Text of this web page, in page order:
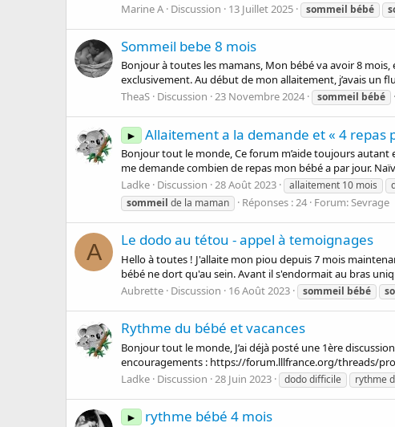
Marine A Discussion 13 Juillet 2025 sommeil bébé
Sommeil bebe 8 mois
Bonjour à toutes les mamans, Mon bébé va avoir 8 mois,
exclusivement. Au début de mon allaitement, j’avais un
TheaS Discussion 23 Novembre 2024 sommeil bébé
► Allaitement a la demande et « 4 repas
Bonjour tout le monde, Ce forum m’aide toujours autant
me demande combien de repas mon bébé a par jour.
Ladke Discussion 28 Août 2023 allaitement 10 mois
sommeil de la maman Réponses : 24 Forum:Sevrage
A Le dodo au tétou - appel à temoignages
Hello à toutes ! J'allaite mon piou depuis 7 mois
bébé ne dort qu'au sein. Avant il s'endormait au bras
Aubrette Discussion 16 Août 2023 sommeil bébé
Rythme du bébé et vacances
Bonjour tout le monde, J’ai déjà posté une 1ère
encouragements : https://forum.lllfrance.org/threads/
Ladke Discussion 28 Juin 2023 dodo difficile rythme
► rythme bébé 4 mois